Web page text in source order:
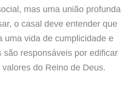
mas uma união profunda
o casal deve entender que
uma vida de cumplicidade e
são responsáveis por edificar
do Reino de Deus.